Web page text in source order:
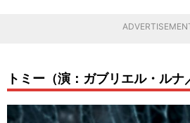
トミー（演：ガブリエル・ルナ